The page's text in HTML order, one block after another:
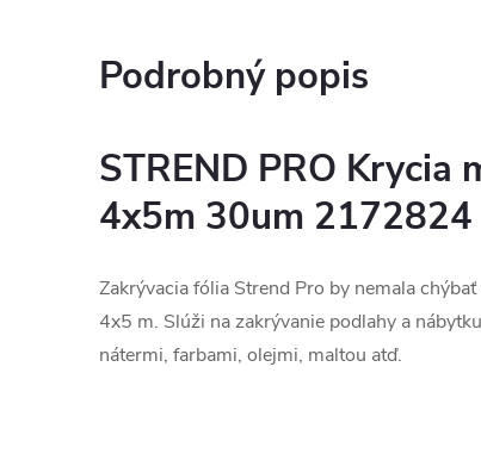
Podrobný popis
STREND PRO Krycia
4x5m 30um 2172824
Zakrývacia fólia Strend Pro by nemala
4x5 m. Slúži na zakrývanie podlahy a
nátermi, farbami, olejmi, maltou atď.